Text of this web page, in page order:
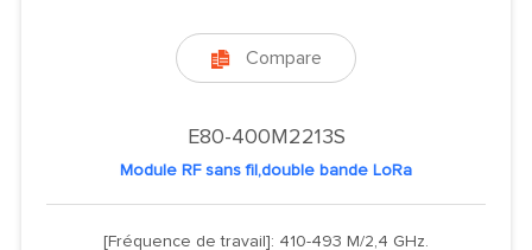
 Compare
E80-400M2213S
Module RF sans fil,double bande LoRa
[Fréquence de travail]: 410-493 M/2,4 GHz.